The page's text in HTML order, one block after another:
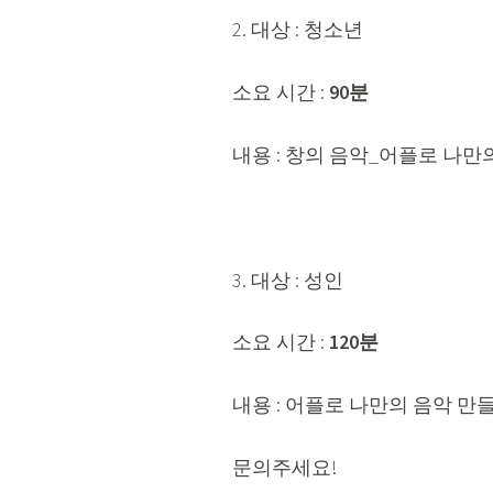
2. 대상 : 청소년
소요 시간 : 90분
내용 : 창의 음악_어플로 나만
3. 대상 : 성인
소요 시간 : 120분
내용 : 어플로 나만의 음악 만
문의주세요!